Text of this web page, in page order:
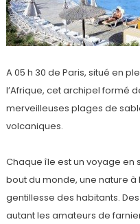
A 05 h 30 de Paris, situé en
l’Afrique, cet archipel formé
merveilleuses plages de
volcaniques.
Chaque île est un voyage en
bout du monde, une nature
gentillesse des habitants.
autant les amateurs de